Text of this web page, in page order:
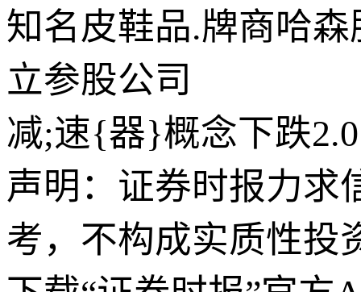
知名皮鞋品.牌商哈
立参股公司
减;速{器}概念下跌
声明：证券时报力求
考，不构成实质性投